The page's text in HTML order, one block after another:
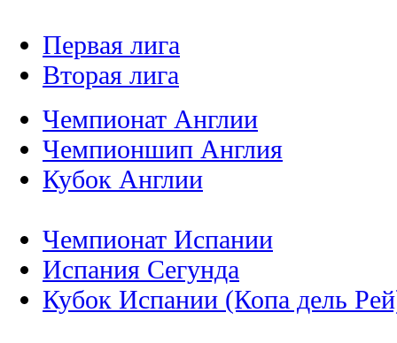
Первая лига
Вторая лига
Чемпионат Англии
Чемпионшип Англия
Кубок Англии
Чемпионат Испании
Испания Сегунда
Кубок Испании (Копа дель